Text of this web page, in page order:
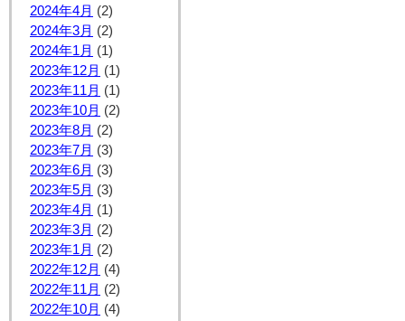
2024年4月 (2)
2024年3月 (2)
2024年1月 (1)
2023年12月 (1)
2023年11月 (1)
2023年10月 (2)
2023年8月 (2)
2023年7月 (3)
2023年6月 (3)
2023年5月 (3)
2023年4月 (1)
2023年3月 (2)
2023年1月 (2)
2022年12月 (4)
2022年11月 (2)
2022年10月 (4)